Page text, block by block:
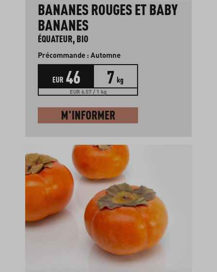
BANANES ROUGES ET BABY
BANANES
ÉQUATEUR, BIO
Précommande : Automne
EUR 46 7 kg
EUR 6.57 / 1 kg
M'INFORMER